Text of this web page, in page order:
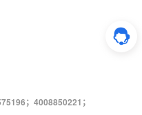
；4008850221；